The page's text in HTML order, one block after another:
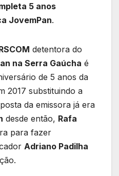
5 anos
JovemPan.
detentora do
na Serra Gaúcha é
de 5 anos da
2017 substituindo a
da emissora já era
desde então, Rafa
para fazer
Adriano Padilha